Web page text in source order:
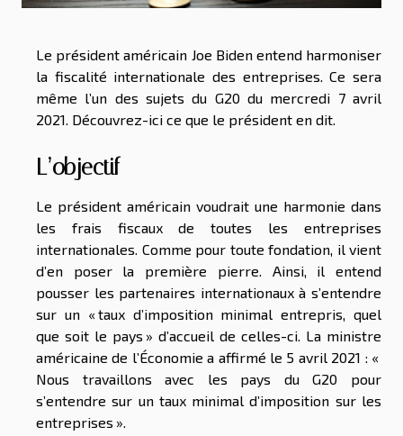
Le président américain Joe Biden entend harmoniser
la fiscalité internationale des entreprises. Ce sera
même l’un des sujets du G20 du mercredi 7 avril
2021. Découvrez-ici ce que le président en dit.
L’objectif
Le président américain voudrait une harmonie dans
les frais fiscaux de toutes les entreprises
internationales. Comme pour toute fondation, il vient
d’en poser la première pierre. Ainsi, il entend
pousser les partenaires internationaux à s’entendre
sur un « taux d’imposition minimal entrepris, quel
que soit le pays » d’accueil de celles-ci. La ministre
américaine de l’Économie a affirmé le 5 avril 2021 : «
Nous travaillons avec les pays du G20 pour
s’entendre sur un taux minimal d’imposition sur les
entreprises ».